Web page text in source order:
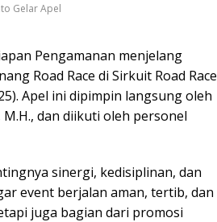
Gelar Apel
Pengamanan menjelang
Road Race di Sirkuit Road Race
Apel ini dipimpin langsung oleh
M.H., dan diikuti oleh personel
sinergi, kedisiplinan, dan
event berjalan aman, tertib, dan
juga bagian dari promosi